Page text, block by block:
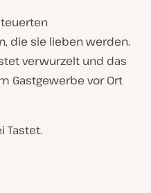
die sie lieben werden.
verwurzelt und das
Gastgewerbe vor Ort
Tastet.